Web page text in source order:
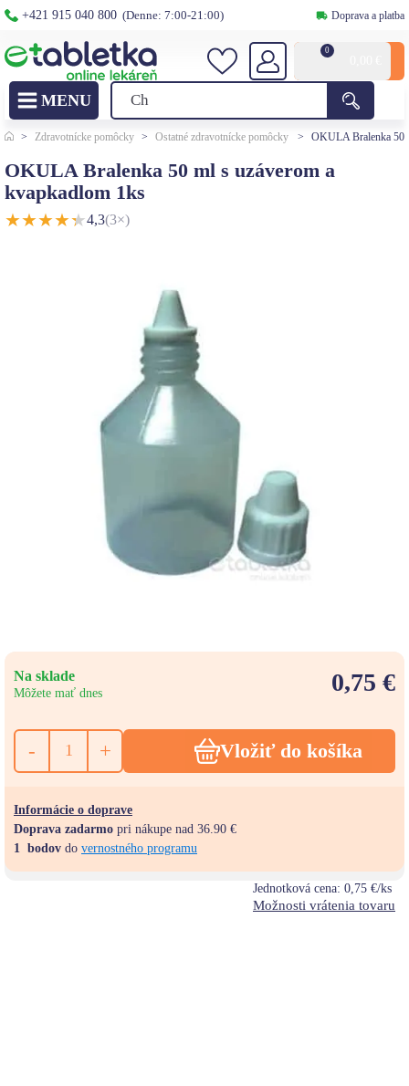
+421 915 040 800 (Denne: 7:00-21:00) Doprava a platba
0
> Zdravotnícke pomôcky > Ostatné zdravotnícke pomôcky > OKULA Bralenka 50
OKULA Bralenka 50 ml s uzáverom a
kvapkadlom 1ks
★★★★★4,3(3×)
Na sklade
Môžete mať dnes 0,75 €
- + Vložiť do košíka
Informácie o doprave
Doprava zadarmo pri nákupe nad 36.90 €
1
bodov do vernostného programu
Jednotková cena: 0,75 €/ks
Možnosti vrátenia tovaru